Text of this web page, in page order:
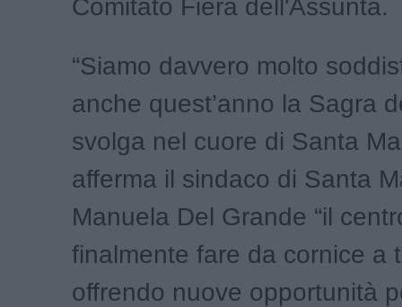
Comitato Fiera dell'Assunta.
“Siamo davvero molto
anche quest’anno la Sagra
svolga nel cuore di Santa
afferma il sindaco di Santa
Manuela Del Grande “il
finalmente fare da cornice a
offrendo nuove opportunità